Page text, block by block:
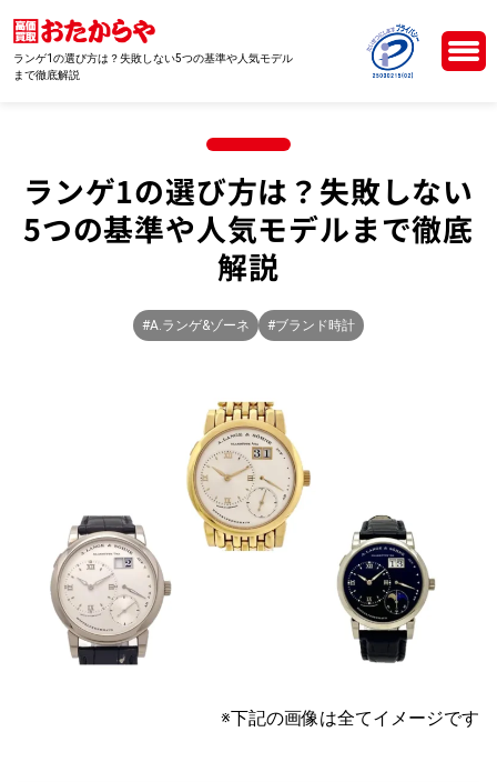
ランゲ1の選び方は？失敗しない5つの基準や人気モデル
まで徹底解説
ランゲ1の選び方は？失敗しない
5つの基準や人気モデルまで徹底
解説
#A.ランゲ&ゾーネ #ブランド時計
※下記の画像は全てイメージです